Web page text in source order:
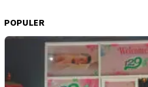
POPULER